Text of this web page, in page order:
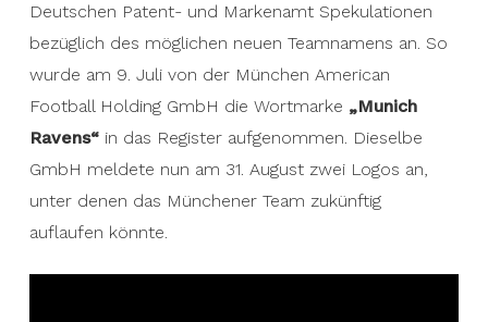
Deutschen Patent- und Markenamt Spekulationen
bezüglich des möglichen neuen Teamnamens an. So
wurde am 9. Juli von der München American
Football Holding GmbH die Wortmarke „Munich
Ravens“in das Register aufgenommen. Dieselbe
GmbH meldete nun am 31. August zwei Logos an,
unter denen das Münchener Team zukünftig
auflaufen könnte.